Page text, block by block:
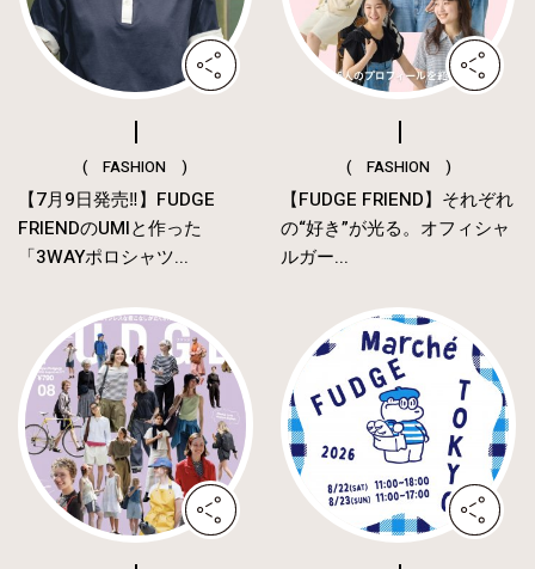
( FASHION )
【7月9日発売‼︎】FUDGE
FRIENDのUMIと作った
「3WAYポロシャツ...
( FASHION )
【FUDGE FRIEND】それぞれ
の“好き”が光る。オフィシャ
ルガー...